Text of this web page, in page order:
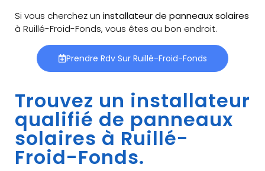
Si vous cherchez un installateur de panneaux solaires
à Ruillé-Froid-Fonds, vous êtes au bon endroit.
Prendre Rdv Sur Ruillé-Froid-Fonds
Trouvez un installateur
qualifié de panneaux
solaires à Ruillé-
Froid-Fonds.